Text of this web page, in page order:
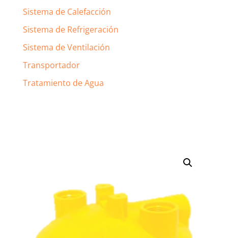
Sistema de Calefacción
Sistema de Refrigeración
Sistema de Ventilación
Transportador
Tratamiento de Agua